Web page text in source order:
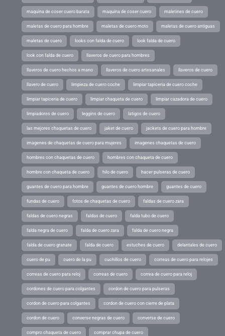
maquina de coser cuero barata maquina de coser cuero maletines de cuero
maletas de cuero para hombre maletas de cuero moto maletas de cuero antiguas
maletas de cuero looks con falda de cuero look falda de cuero
look con falda de cuero llaveros de cuero para hombres
llaveros de cuero hechos a mano llaveros de cuero artesanales llaveros de cuero
llavero de cuero limpieza de cuero coche limpiar tapiceria de cuero coche
limpiar tapiceria de cuero limpiar chaqueta de cuero limpiar cazadora de cuero
limpiadores de cuero leggins de cuero latigos de cuero
las mejores chaquetas de cuero jaket de cuero jackets de cuero para hombre
imagenes de chaquetas de cuero para mujeres imagenes chaquetas de cuero
hombres con chaquetas de cuero hombres con chaqueta de cuero
hombre con chaqueta de cuero hilo de cuero hacer pulseras de cuero
guantes de cuero para hombre guantes de cuero hombre guantes de cuero
fundas de cuero fotos de chaquetas de cuero faldas de cuero zara
faldas de cuero negras faldas de cuero falda tubo de cuero
falda negra de cuero falda de cuero zara falda de cuero negra
falda de cuero granate falda de cuero estuches de cuero delantales de cuero
cuero de pu cuero de la pu cuchillos de cuero correas de cuero para relojes
correas de cuero para reloj correas de cuero correa de cuero para reloj
cordones de cuero para colgantes cordon de cuero para pulseras
cordon de cuero para colgantes cordon de cuero con cierre de plata
cordon de cuero converse negras de cuero converse de cuero
compro chaqueta de cuero comprar chupa de cuero